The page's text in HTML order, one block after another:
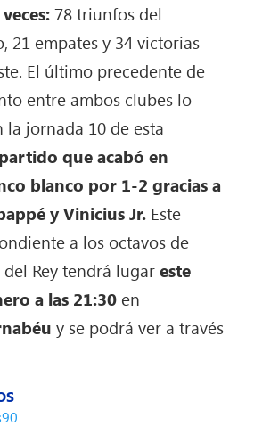
78 triunfos del
21 empates y 34 victorias
El último precedente de
entre ambos clubes lo
la jornada 10 de esta
que acabó en
blanco por 1-2 gracias a
y Vinicius Jr. Este
a los octavos de
Rey tendrá lugareste
a las 21:30 en
y se podrá ver a través